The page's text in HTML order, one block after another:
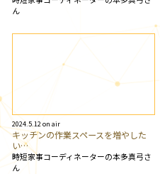
ん
2024.5.12 on air
キッチンの作業スペースを増やした
い…
時短家事コーディネーターの本多真弓さ
ん